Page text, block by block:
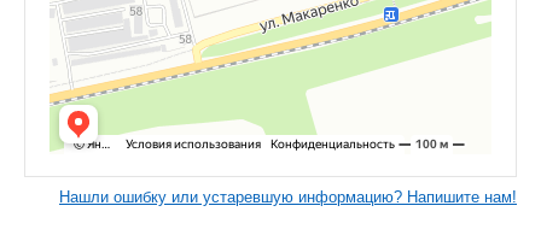
Нашли ошибку или устаревшую информацию? Напишите нам!